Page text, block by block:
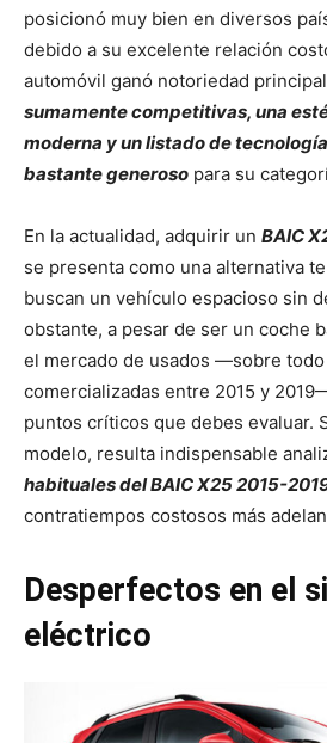
posicionó muy bien en diversos
debido a su excelente relación
automóvil ganó notoriedad
sumamente competitivas, una
moderna y un listado de
bastante generoso para su
En la actualidad, adquirir un BAIC
se presenta como una alternativa
buscan un vehículo espacioso sin
obstante, a pesar de ser un coche
el mercado de usados —sobre todo
comercializadas entre 2015 y
puntos críticos que debes evaluar.
modelo, resulta indispensable
habituales del BAIC X25 2015-
contratiempos costosos más
Desperfectos en el
eléctrico